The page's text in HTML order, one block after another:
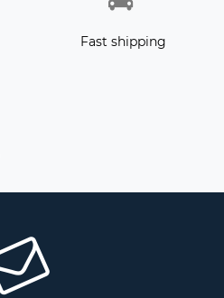
Fast shipping